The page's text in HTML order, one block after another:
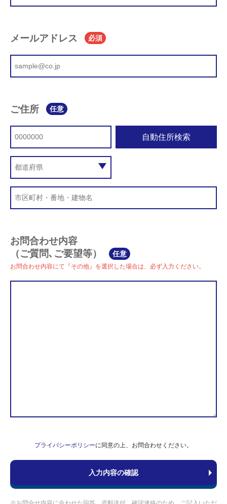
メールアドレス 必須
ご住所 任意
自動住所検索
お問合わせ内容
（ご質問､ご要望等）
任意
お問合わせ内容にて『その他』を選択した場合は、必ず入力ください。
プライバシーポリシーに同意の上、お問合わせください。